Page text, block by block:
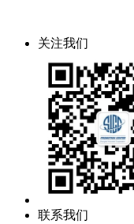
关注我们
联系我们